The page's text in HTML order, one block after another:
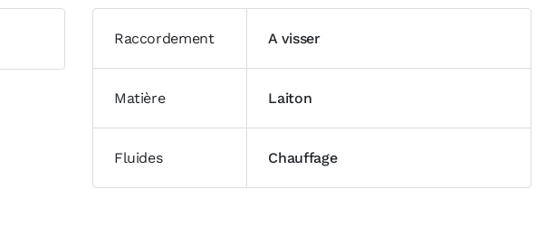
Raccordement A visser
Matière Laiton
Fluides Chauffage